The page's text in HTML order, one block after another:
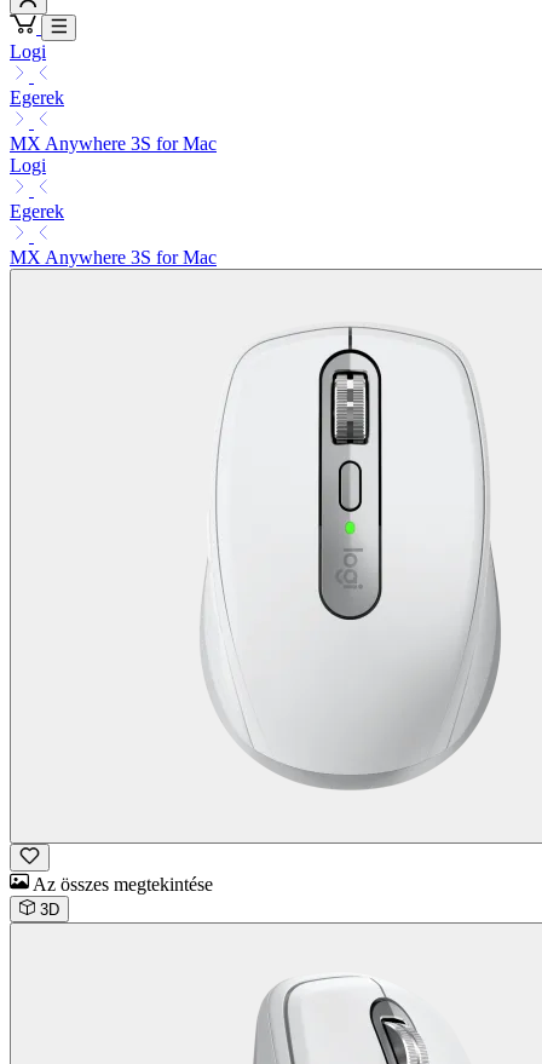
Logi
Egerek
MX Anywhere 3S for Mac
Logi
Egerek
MX Anywhere 3S for Mac
Az összes megtekintése
3D